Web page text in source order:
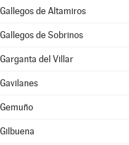
Gallegos de Altamiros
Gallegos de Sobrinos
Garganta del Villar
Gavilanes
Gemuño
Gilbuena